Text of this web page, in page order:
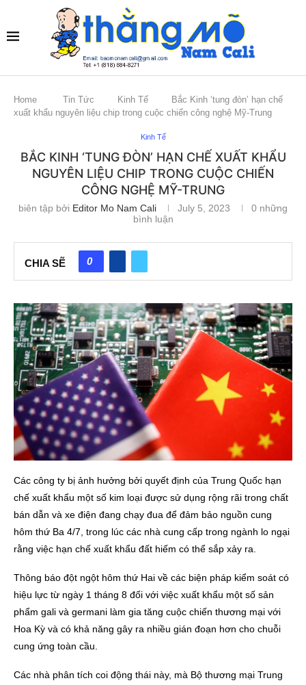
Home Tin Tức Kinh Tế
Bắc Kinh ‘tung đòn’ hạn chế
xuất khẩu nguyên liệu chip trong cuộc chiến công nghệ Mỹ-Trung
Kinh Tế
BẮC KINH ‘TUNG ĐÒN’ HẠN CHẾ XUẤT KHẨU
NGUYÊN LIỆU CHIP TRONG CUỘC CHIẾN
CÔNG NGHỆ MỸ-TRUNG
biên tập bởi Editor Mo Nam Cali July 5, 2023
0 những
bình luận
CHIA SẼ 0
Các công ty bị ảnh hưởng bởi quyết định của Trung Quốc hạn
chế xuất khẩu một số kim loại được sử dụng rộng rãi trong chất
bán dẫn và xe điện đang chạy đua để đảm bảo nguồn cung
hôm thứ Ba 4/7, trong lúc các nhà cung cấp trong ngành lo ngại
rằng việc hạn chế xuất khẩu đất hiếm có thể sắp xảy ra.
Thông báo đột ngột hôm thứ Hai về các biện pháp kiểm soát có
hiệu lực từ ngày 1 tháng 8 đối với việc xuất khẩu một số sản
phẩm gali và germani làm gia tăng cuộc chiến thương mại với
Hoa Kỳ và có khả năng gây ra nhiều gián đoạn hơn cho chuỗi
cung ứng toàn cầu.
Các nhà phân tích coi động thái này, mà Bộ thương mại Trung